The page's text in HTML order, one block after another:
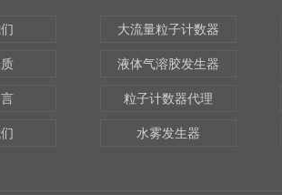
大流量粒子计数器
液体气溶胶发生器
粒子计数器代理
水雾发生器